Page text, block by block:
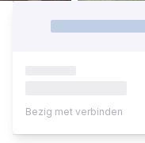
Bezig met verbinden